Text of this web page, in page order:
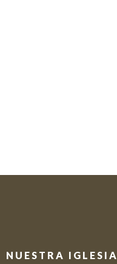
NUESTRA IGLESIA